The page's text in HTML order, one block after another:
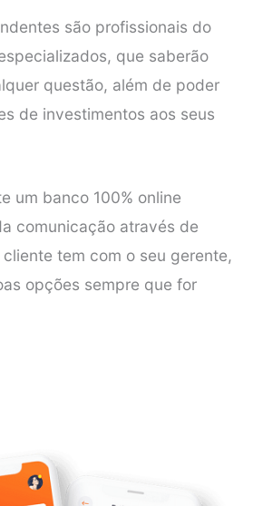
são profissionais do
que saberão
questão, além de poder
de investimentos aos seus
um banco 100% online
comunicação através de
tem com o seu gerente,
opções sempre que for